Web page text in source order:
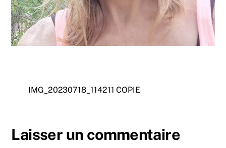
IMG_20230718_114211 COPIE
Laisser un commentaire